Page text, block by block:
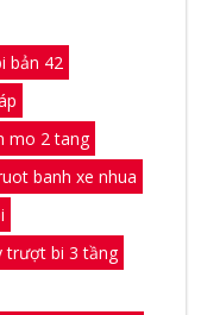
bản 42
mo 2 tang
banh xe nhua
trượt bi 3 tầng